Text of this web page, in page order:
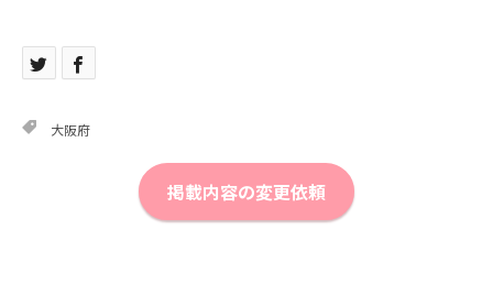
大阪府
掲載内容の変更依頼